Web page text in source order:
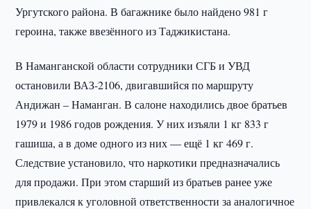
Ургутского района. В багажнике было найдено 981 г
героина, также ввезённого из Таджикистана.
В Наманганской области сотрудники СГБ и УВД
остановили ВАЗ-2106, двигавшийся по маршруту
Андижан – Наманган. В салоне находились двое братьев
1979 и 1986 годов рождения. У них изъяли 1 кг 833 г
гашиша, а в доме одного из них — ещё 1 кг 469 г.
Следствие установило, что наркотики предназначались
для продажи. При этом старший из братьев ранее уже
привлекался к уголовной ответственности за аналогичное